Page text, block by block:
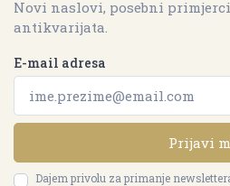
Novi naslovi, posebni
antikvarijata.
E-mail adresa
Prijavi
Dajem privolu za primanje